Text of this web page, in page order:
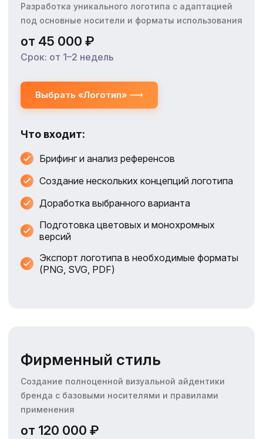
Разработка уникального логотипа с адаптацией
под основные носители и форматы использования
от 45 000 ₽
Срок: от 1–2 недель
Выбрать «Логотип»
Что входит:
Брифинг и анализ референсов
Создание нескольких концепций логотипа
Доработка выбранного варианта
Подготовка цветовых и монохромных
версий
Экспорт логотипа в необходимые форматы
(PNG, SVG, PDF)
Фирменный стиль
Создание полноценной визуальной айдентики
бренда с базовыми носителями и правилами
применения
от 120 000 ₽